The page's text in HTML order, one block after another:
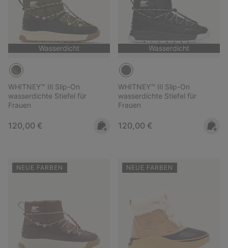
Wasserdicht
WHITNEY™ IIl Slip-On
wasserdichte Stiefel für
Frauen
Regular price:
120,00 €
Wasserdicht
WHITNEY™ IIl Slip-On
wasserdichte Stiefel für
Frauen
Regular price:
120,00 €
NEUE FARBEN NEUE FARBEN